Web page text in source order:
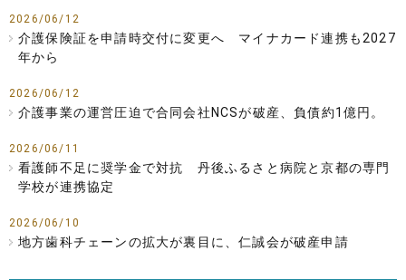
2026/06/12
介護保険証を申請時交付に変更へ マイナカード連携も2027
年から
2026/06/12
介護事業の運営圧迫で合同会社NCSが破産、負債約1億円。
2026/06/11
看護師不足に奨学金で対抗 丹後ふるさと病院と京都の専門
学校が連携協定
2026/06/10
地方歯科チェーンの拡大が裏目に、仁誠会が破産申請